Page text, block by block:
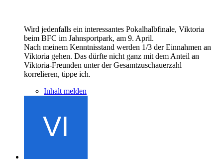
Wird jedenfalls ein interessantes Pokalhalbfinale, Viktoria
beim BFC im Jahnsportpark, am 9. April.
Nach meinem Kenntnisstand werden 1/3 der Einnahmen an
Viktoria gehen. Das dürfte nicht ganz mit dem Anteil an
Viktoria-Freunden unter der Gesamtzuschauerzahl
korrelieren, tippe ich.
Inhalt melden